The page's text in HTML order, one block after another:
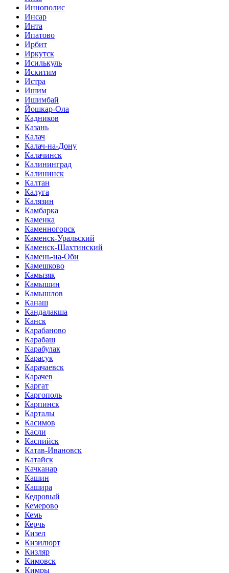
Иннополис
Инсар
Инта
Ипатово
Ирбит
Иркутск
Исилькуль
Искитим
Истра
Ишим
Ишимбай
Йошкар-Ола
Кадников
Казань
Калач
Калач-на-Дону
Калачинск
Калининград
Калининск
Калтан
Калуга
Калязин
Камбарка
Каменка
Каменногорск
Каменск-Уральский
Каменск-Шахтинский
Камень-на-Оби
Камешково
Камызяк
Камышин
Камышлов
Канаш
Кандалакша
Канск
Карабаново
Карабаш
Карабулак
Карасук
Карачаевск
Карачев
Каргат
Каргополь
Карпинск
Карталы
Касимов
Касли
Каспийск
Катав-Ивановск
Катайск
Качканар
Кашин
Кашира
Кедровый
Кемерово
Кемь
Керчь
Кизел
Кизилюрт
Кизляр
Кимовск
Кимры